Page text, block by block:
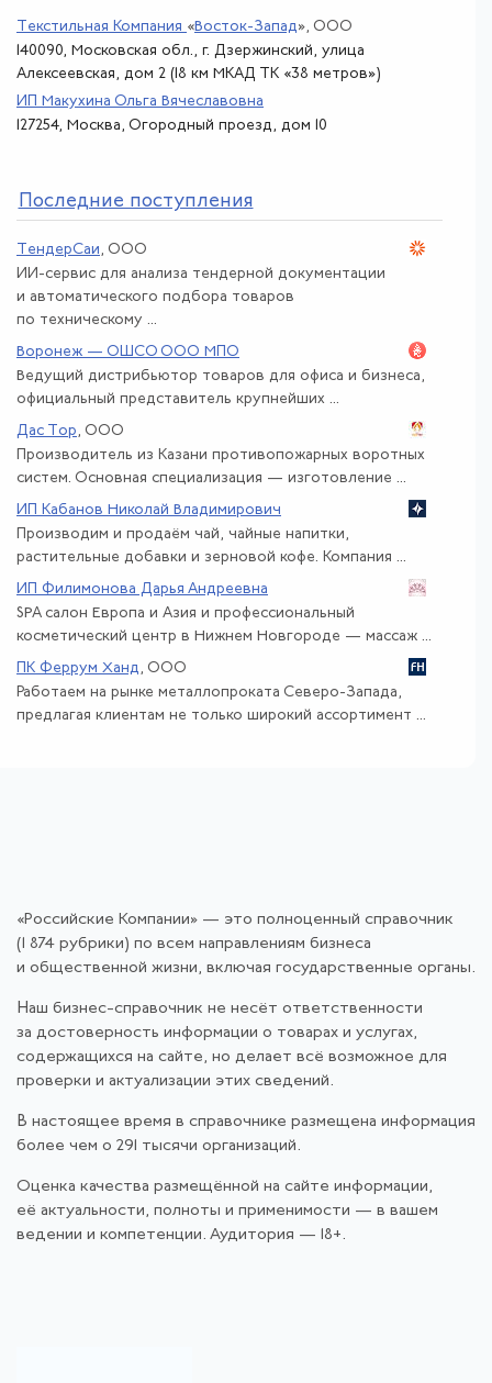
Текстильная Компания «Восток-Запад», ООО
140090, Московская обл., г. Дзержинский, улица
Алексеевская, дом 2 (18 км МКАД ТК «38 метров»)
ИП Макухина Ольга Вячеславовна
127254, Москва, Огородный проезд, дом 10
Последние поступления
ТендерСаи , ООО
ИИ-сервис для анализа тендерной документации
и автоматического подбора товаров
по техническому ...
Воронеж — ОШСО ООО МПО
Ведущий дистрибьютор товаров для офиса и бизнеса,
официальный представитель крупнейших ...
Дас Тор , ООО
Производитель из Казани противопожарных воротных
систем. Основная специализация — изготовление ...
ИП Кабанов Николай Владимирович
Производим и продаём чай, чайные напитки,
растительные добавки и зерновой кофе. Компания ...
ИП Филимонова Дарья Андреевна
SPA салон Европа и Азия и профессиональный
косметический центр в Нижнем Новгороде — массаж ...
ПК Феррум Ханд , ООО
Работаем на рынке металлопроката Северо-Запада,
предлагая клиентам не только широкий ассортимент ...
«Российские Компании» — это полноценный справочник
(1 874 рубрики) по всем направлениям бизнеса
и общественной жизни, включая государственные органы.
Наш бизнес-справочник не несёт ответственности
за достоверность информации о товарах и услугах,
содержащихся на сайте, но делает всё возможное для
проверки и актуализации этих сведений.
В настоящее время в справочнике размещена информация
более чем о 291 тысячи организаций.
Оценка качества размещённой на сайте информации,
её актуальности, полноты и применимости — в вашем
ведении и компетенции. Аудитория — 18+.